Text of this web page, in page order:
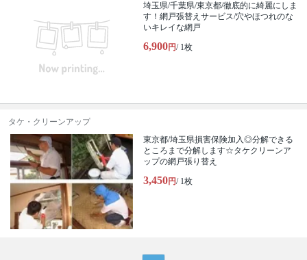
埼玉県/千葉県/東京都/徹底的に綺麗にしま
す！網戸張替えサービス/穴やほつれのな
いキレイな網戸
6,900円/ 1枚
タケ・クリーンアップ
東京都/埼玉県損害保険加入◎分解できる
ところまで分解します☆タケクリーンア
ップの網戸張り替え
3,450円/ 1枚